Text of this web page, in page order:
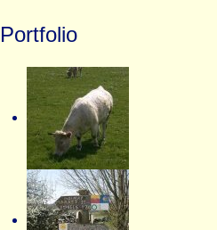
Portfolio